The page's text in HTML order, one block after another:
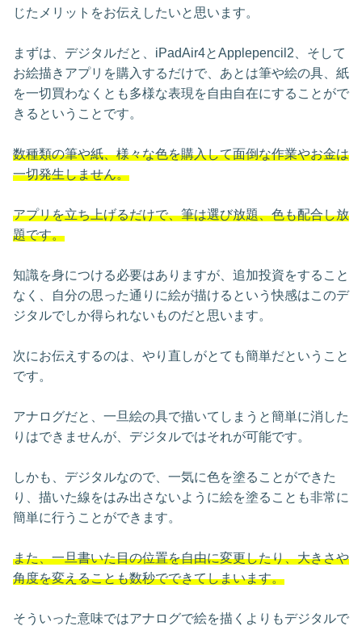
じたメリットをお伝えしたいと思います。
まずは、デジタルだと、iPadAir4とApplepencil2、そして
お絵描きアプリを購入するだけで、あとは筆や絵の具、紙
を一切買わなくとも多様な表現を自由自在にすることがで
きるということです。
数種類の筆や紙、様々な色を購入して面倒な作業やお金は
一切発生しません。
アプリを立ち上げるだけで、筆は選び放題、色も配合し放
題です。
知識を身につける必要はありますが、追加投資をすること
なく、自分の思った通りに絵が描けるという快感はこのデ
ジタルでしか得られないものだと思います。
次にお伝えするのは、やり直しがとても簡単だということ
です。
アナログだと、一旦絵の具で描いてしまうと簡単に消した
りはできませんが、デジタルではそれが可能です。
しかも、デジタルなので、一気に色を塗ることができた
り、描いた線をはみ出さないように絵を塗ることも非常に
簡単に行うことができます。
また、一旦書いた目の位置を自由に変更したり、大きさや
角度を変えることも数秒でできてしまいます。
そういった意味ではアナログで絵を描くよりもデジタルで